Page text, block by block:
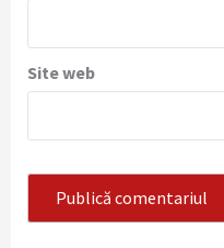
Site web